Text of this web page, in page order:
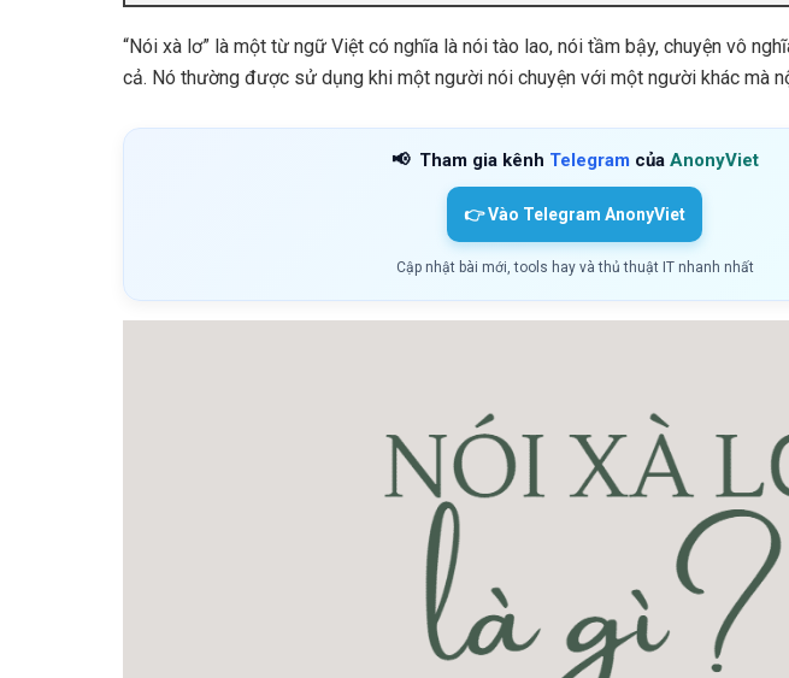
“Nói xà lơ” là một từ ngữ Việt có nghĩa là nói tào lao, nói tầm bậy, chuyện vô
cả. Nó thường được sử dụng khi một người nói chuyện với một người khác mà
📢 Tham gia kênh Telegram của AnonyViet
👉 Vào Telegram AnonyViet
Cập nhật bài mới, tools hay và thủ thuật IT nhanh nhất